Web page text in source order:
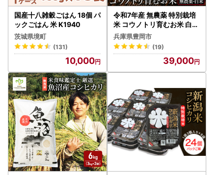
国産十八雑穀ごはん 18個 パ
ックごはん 米 K1940
茨城県境町
(131)
10,000
令和7年産 無農薬 特別栽培
米 コウノトリ育むお米 白米
10kg（5kg×2袋）（94-0
02）
兵庫県豊岡市
(19)
39,000